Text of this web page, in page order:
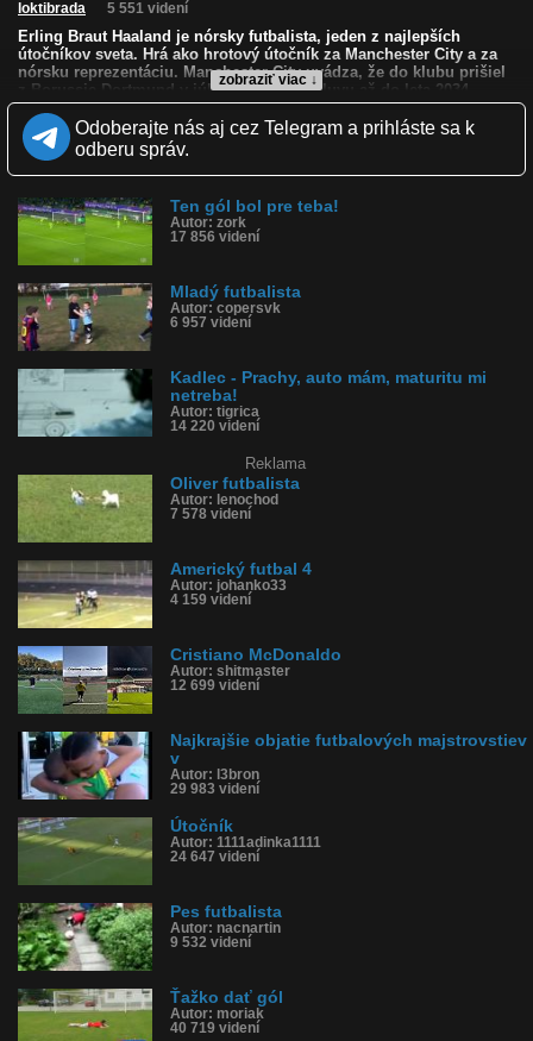
zobraziť viac ↓
loktibrada 5 551 videní
Erling Braut Haaland je nórsky futbalista, jeden z najlepších
útočníkov sveta. Hrá ako hrotový útočník za Manchester City a za
nórsku reprezentáciu. Manchester City uvádza, že do klubu prišiel
z Borussie Dortmund v júli 2022 a má zmluvu až do leta 2034.
Narodil sa 21. júla 2000 v Leedsi v Anglicku, ale reprezentuje
Nórsko. Meria približne 195 cm, je ľavák a hráva s číslom 9.
Je známy najmä tým, že dáva veľa gólov – vyniká silou,
rýchlosťou, zakončením a GRIMASAMI. Pred Manchester City hral
za Bryne, Molde, Red Bull Salzburg a Borussiu Dortmund.
Kvalita: NQ
Krajina: Nórsko 🇳🇴
Páči sa: 64% (25 hlasov)
Obľúbené: 2
Komentárov: 16
Dľžka: 1:01
Kategória: športy
Tagy: futbal, futbalista, nórsk futbalista, erling braut haaland,
útočník, manchester city, nórsko
Odoberajte nás aj cez Telegram a prihláste sa k
odberu správ.
Ten gól bol pre teba!
Autor: zork
17 856 videní
Mladý futbalista
Autor: copersvk
6 957 videní
Kadlec - Prachy, auto mám, maturitu mi
netreba!
Autor: tigrica
14 220 videní
Reklama
Oliver futbalista
Autor: lenochod
7 578 videní
Americký futbal 4
Autor: johanko33
4 159 videní
Cristiano McDonaldo
Autor: shitmaster
12 699 videní
Najkrajšie objatie futbalových majstrovstiev
v
Autor: l3bron
29 983 videní
Útočník
Autor: 1111adinka1111
24 647 videní
Pes futbalista
Autor: nacnartin
9 532 videní
Ťažko dať gól
Autor: moriak
40 719 videní